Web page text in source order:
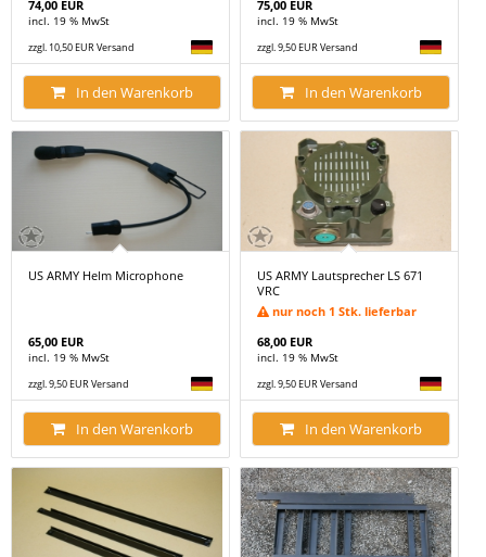
74,00 EUR
incl. 19 % MwSt
zzgl. 10,50 EUR Versand
In den Warenkorb
75,00 EUR
incl. 19 % MwSt
zzgl. 9,50 EUR Versand
In den Warenkorb
US ARMY Helm Microphone
65,00 EUR
incl. 19 % MwSt
zzgl. 9,50 EUR Versand
In den Warenkorb
US ARMY Lautsprecher LS 671
VRC
nur noch 1 Stk. lieferbar
68,00 EUR
incl. 19 % MwSt
zzgl. 9,50 EUR Versand
In den Warenkorb